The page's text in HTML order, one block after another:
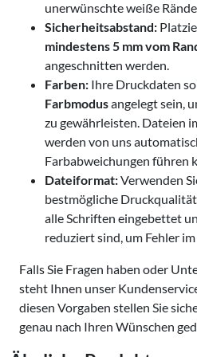
unerwünschte weiße
Sicherheitsabstand:
mindestens 5 mm vom
angeschnitten werden.
Farben: Ihre Druckdaten
Farbmodusangelegt sein,
zu gewährleisten. Dateien
werden von uns
Farbabweichungen führen
Dateiformat:Verwenden
bestmögliche
alle Schriften eingebettet
reduziert sind, um Fehler
Falls Sie Fragen haben oder
steht Ihnen unser
diesen Vorgaben stellen Sie
genau nach Ihren Wünschen